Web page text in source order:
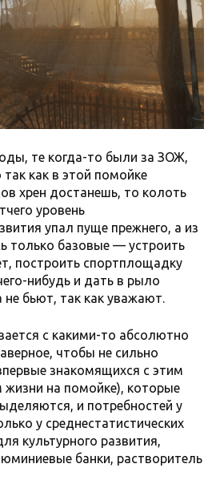
те когда-то были за ЗОЖ,
так как в этой помойке
хрен достанешь, то колоть
уровень
упал пуще прежнего, а из
только базовые — устроить
построить спортплощадку
нибудь и дать в рыло
бьют, так как уважают.
с какими-то абсолютно
чтобы не сильно
знакомящихся с этим
на помойке), которые
и потребностей у
у среднестатистических
культурного развития,
банки, растворитель